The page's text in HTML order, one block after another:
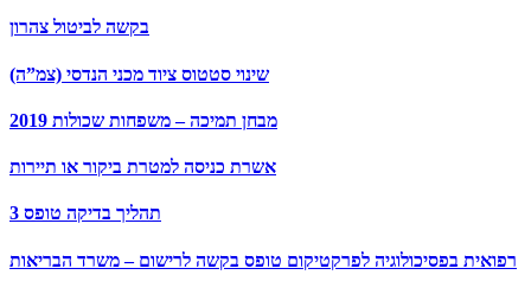
בקשה לביטול צהרון
שינוי סטטוס ציוד מכני הנדסי (צמ”ה)
מבחן תמיכה – משפחות שכולות 2019
אשרת כניסה למטרת ביקור או תיירות
תהליך בדיקה טופס 3
רפואית בפסיכולוגיה לפרקטיקום טופס בקשה לרישום – משרד הבריאות